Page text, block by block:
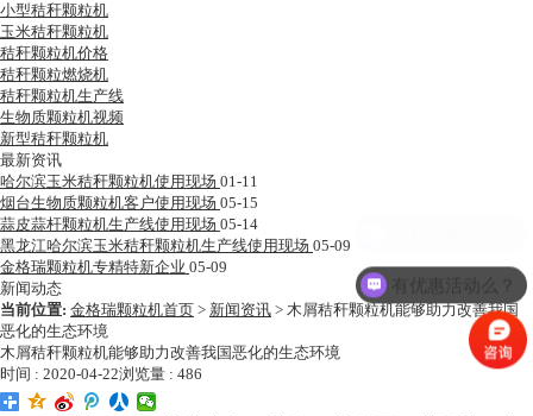
小型秸秆颗粒机
玉米秸秆颗粒机
秸秆颗粒机价格
秸秆颗粒燃烧机
秸秆颗粒机生产线
生物质颗粒机视频
新型秸秆颗粒机
最新资讯
哈尔滨玉米秸秆颗粒机使用现场 01-11
烟台生物质颗粒机客户使用现场 05-15
蒜皮蒜杆颗粒机生产线使用现场 05-14
黑龙江哈尔滨玉米秸秆颗粒机生产线使用现场 05-09
金格瑞颗粒机专精特新企业 05-09
新闻动态
当前位置: 金格瑞颗粒机首页 > 新闻资讯 > 木屑秸秆颗粒机能够助力改善我国
恶化的生态环境
木屑秸秆颗粒机能够助力改善我国恶化的生态环境
时间 : 2020-04-22浏览量 : 486